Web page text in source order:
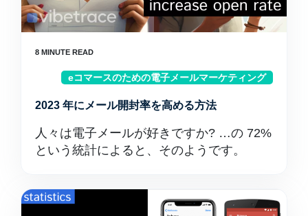
eコマースのための電子メールマーケティング
2023 年にメール開封率を高める方法
人々は電子メールが好きですか? …の 72%
という統計によると、そのようです。